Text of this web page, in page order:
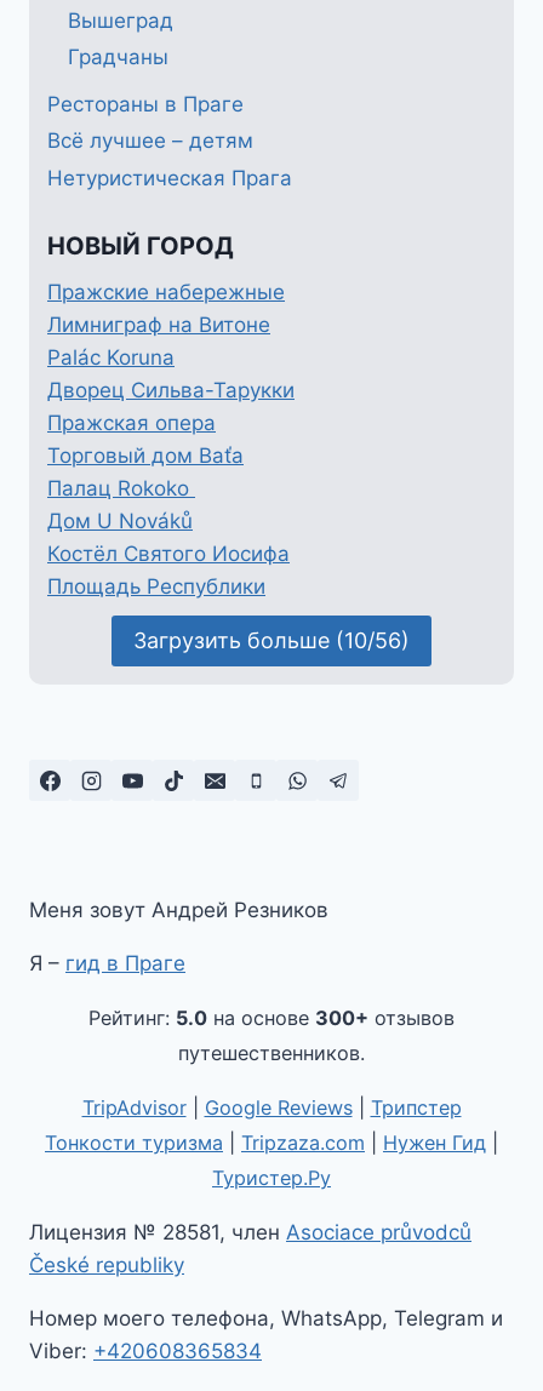
Вышеград
Градчаны
Рестораны в Праге
Всё лучшее – детям
Нетуристическая Прага
НОВЫЙ ГОРОД
Пражские набережные
Лимниграф на Витоне
Palác Koruna
Дворец Сильва-Тарукки
Пражская опера
Торговый дом Baťa
Палац Rokoko
Дом U Nováků
Костёл Святого Иосифа
Площадь Республики
Загрузить больше (10/56)
Меня зовут Андрей Резников
Я – гид в Праге
Рейтинг: 5.0 на основе 300+ отзывов
путешественников.
TripAdvisor| Google Reviews| Трипстер
Тонкости туризма
Tripzaza.com Нужен Гид
Туристер.Ру
Лицензия № 28581, член Asociace průvodců
České republiky
Номер моего телефона, WhatsApp, Telegram и
Viber: +420608365834